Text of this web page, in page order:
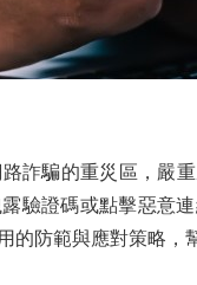
詐騙的重災區，嚴
驗證碼或點擊惡意
的防範與應對策略，